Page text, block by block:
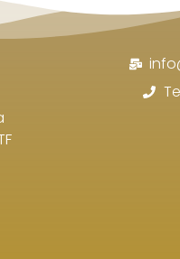
paraexportar
DTF, parches o
de
correcta es
quieren aprender a
optimizar su flujo